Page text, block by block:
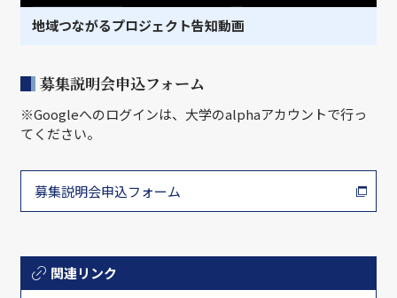
地域つながるプロジェクト告知動画
募集説明会申込フォーム
※Googleへのログインは、大学のalphaアカウントで行っ
てください。
募集説明会申込フォーム
関連リンク